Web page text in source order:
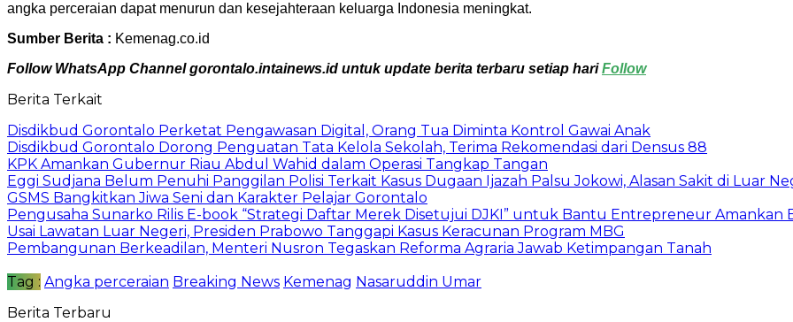
angka perceraian dapat menurun dan kesejahteraan keluarga Indonesia meningkat.
Sumber Berita : Kemenag.co.id
Follow WhatsApp Channel gorontalo.intainews.id untuk update berita terbaru setiap hariFollow
Berita Terkait
Disdikbud Gorontalo Perketat Pengawasan Digital, Orang Tua Diminta Kontrol Gawai Anak
Disdikbud Gorontalo Dorong Penguatan Tata Kelola Sekolah, Terima Rekomendasi dari Densus 88
KPK Amankan Gubernur Riau Abdul Wahid dalam Operasi Tangkap Tangan
Eggi Sudjana Belum Penuhi Panggilan Polisi Terkait Kasus Dugaan Ijazah Palsu Jokowi, Alasan Sakit di Luar
GSMS Bangkitkan Jiwa Seni dan Karakter Pelajar Gorontalo
Pengusaha Sunarko Rilis E-book “Strategi Daftar Merek Disetujui DJKI” untuk Bantu Entrepreneur Amankan
Usai Lawatan Luar Negeri, Presiden Prabowo Tanggapi Kasus Keracunan Program MBG
Pembangunan Berkeadilan, Menteri Nusron Tegaskan Reforma Agraria Jawab Ketimpangan Tanah
Tag : Angka perceraian Breaking News Kemenag Nasaruddin Umar
Berita Terbaru